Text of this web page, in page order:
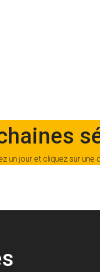
un jour et cliquez sur